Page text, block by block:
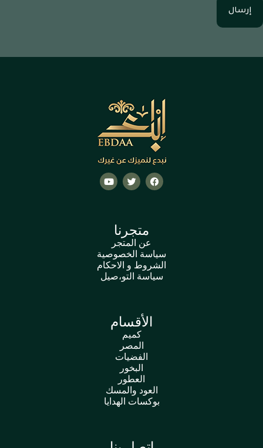
إرسال
متجرنا
عن المتجر
سياسة الخصوصية
الشروط و الاحكام
سياسة التو،صيل
الأقسام
كميم
المصر
الفضيات
البخور
العطور
العود والمسك
بوكسات الهدايا